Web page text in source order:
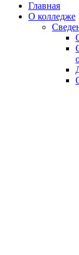
Главная
О колледже